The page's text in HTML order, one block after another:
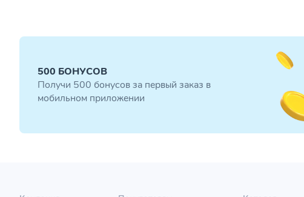
500 БОНУСОВ
Получи 500 бонусов за первый заказ в
мобильном приложении